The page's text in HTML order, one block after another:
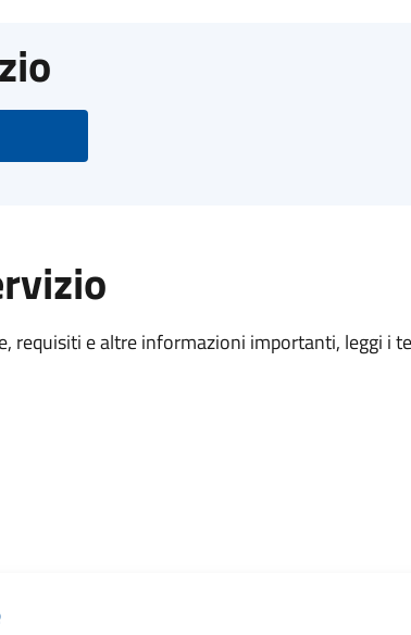
requisiti e altre informazioni importanti, leggi i